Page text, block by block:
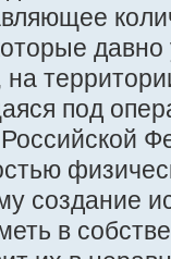
давно
под
создание
в